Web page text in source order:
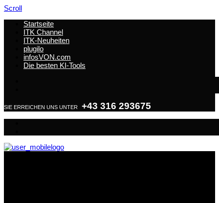
Scroll
Startseite
ITK Channel
ITK-Neuheiten
plugilo
infosVON.com
Die besten KI-Tools
SIE ERREICHEN UNS UNTER +43 316 293675